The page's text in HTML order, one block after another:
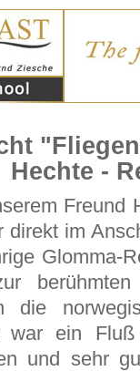
Hechte -
Freund
direkt im
Glomma-
die
war ein
und sehr